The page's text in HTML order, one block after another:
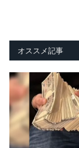
オススメ記事